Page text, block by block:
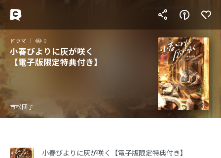
ドラマ 0
小春びよりに灰が咲く
【電子版限定特典付き】
市松団子
小春びよりに灰が咲く【電子版限定特典付き】